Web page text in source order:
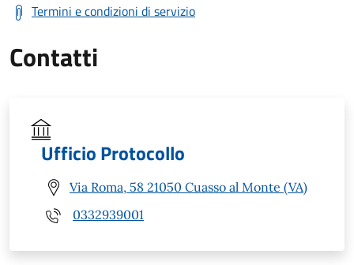
Termini e condizioni di servizio
Contatti
Ufficio Protocollo
Via Roma, 58 21050 Cuasso al Monte (VA)
0332939001